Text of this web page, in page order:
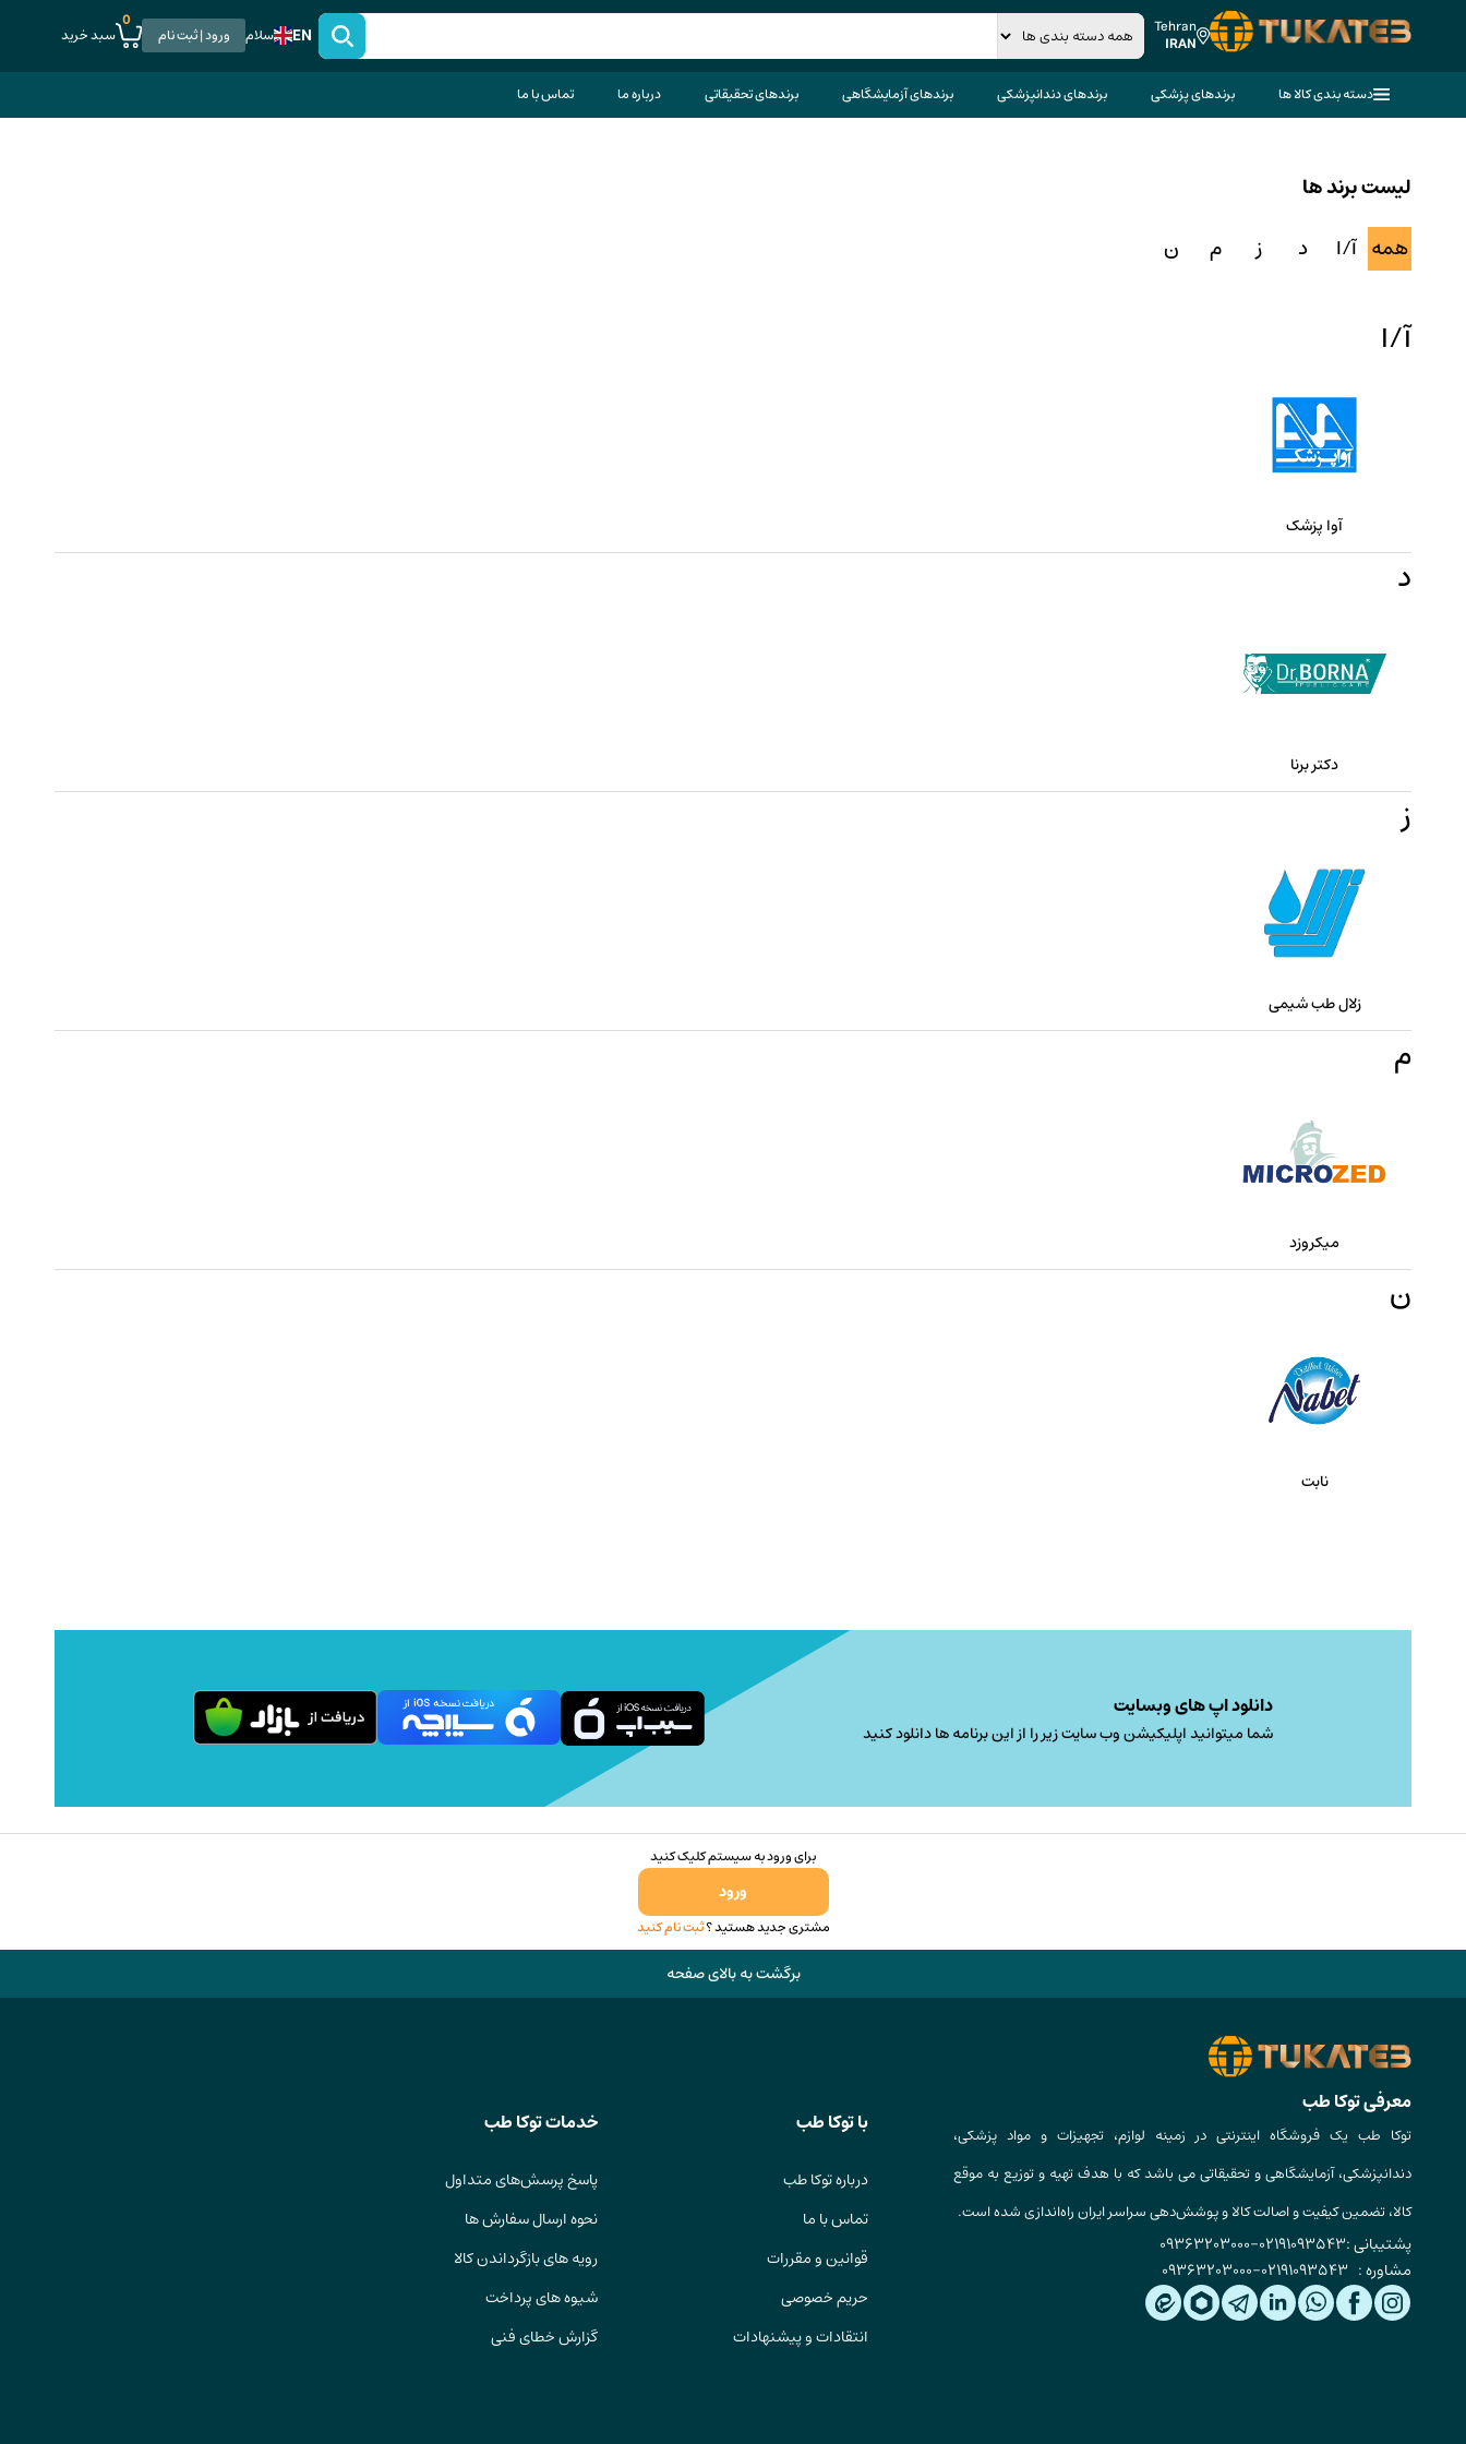
Tehran
IRAN
EN سلام ورود | ثبت نام
0
سبد خرید
دسته بندی کالا ها برندهای پزشکی برندهای دندانپزشکی برندهای آزمایشگاهی برندهای تحقیقاتی درباره ما تماس با ما
لیست برند ها
همه آ/ا د ز م ن
آ/ا
آوا پزشک
د
دکتر برنا
ز
زلال طب شیمی
م
میکروزد
ن
نابت
دانلود اپ های وبسایت
شما میتوانید اپلیکیشن وب سایت زیر را از این برنامه ها دانلود کنید
برای ورود به سیستم کلیک کنید
ورود
مشتری جدید هستید ؟ثبت نام کنید
برگشت به بالای صفحه
معرفی توکا طب
توکا طب یک فروشگاه اینترنتی در زمینه لوازم، تجهیزات و مواد پزشکی،
دندانپزشکی، آزمایشگاهی و تحقیقاتی می باشد که با هدف تهیه و توزیع به موقع
کالا، تضمین کیفیت و اصالت کالا و پوشش‌دهی سراسر ایران راه‌اندازی شده است.
پشتیبانی :02191093543
-
09363203000
مشاوره : 02191093543
-
09363203000
با توکا طب
درباره توکا طب
تماس با ما
قوانین و مقررات
حریم خصوصی
انتقادات و پیشنهادات
خدمات توکا طب
پاسخ پرسش‌های متداول
نحوه ارسال سفارش ها
رویه های بازگرداندن کالا
شیوه های پرداخت
گزارش خطای فنی